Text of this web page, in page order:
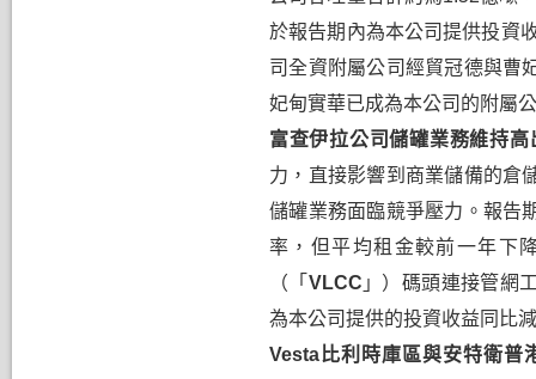
於報告期內為本公司提供投資
司全資附屬公司經貿冠德與曹
妃甸實華已成為本公司的附屬
富查伊拉公司儲罐業務維持高
力，直接影響到商業儲備的倉
儲罐業務面臨競爭壓力。報告
率，但平均租金較前一年下
（「 VLCC 」）碼頭連接管網
為本公司提供的投資收益同比
Vesta 比利時庫區與安特衛普